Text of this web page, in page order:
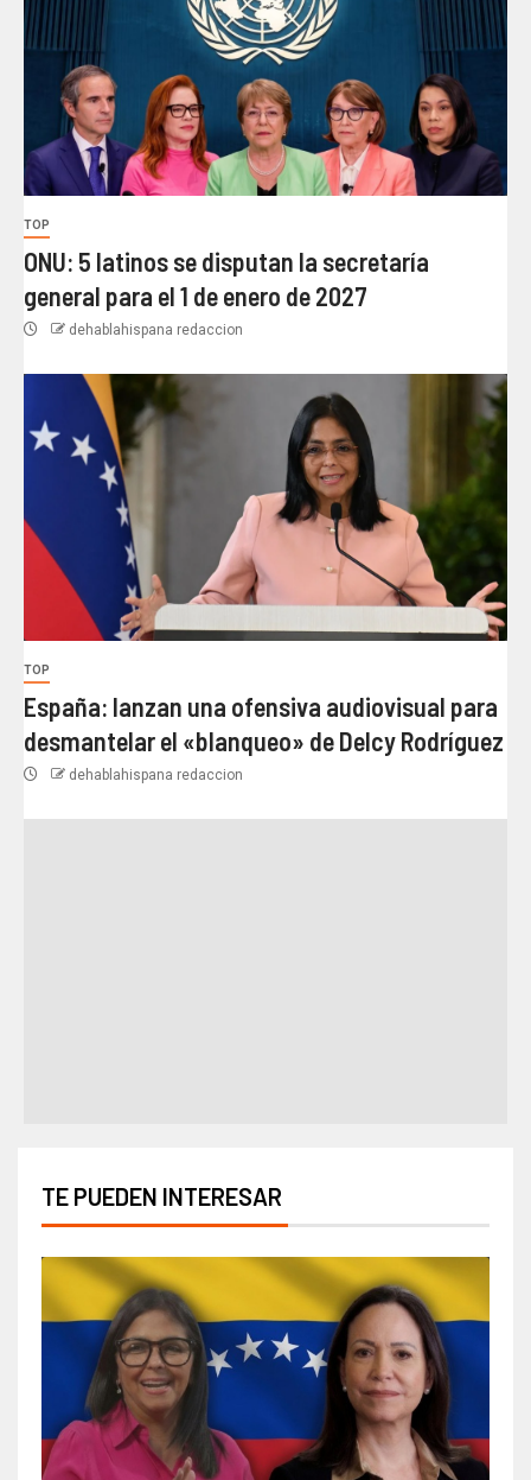
TOP
ONU: 5 latinos se disputan la secretaría
general para el 1 de enero de 2027
dehablahispana redaccion
TOP
España: lanzan una ofensiva audiovisual para
desmantelar el «blanqueo» de Delcy Rodríguez
dehablahispana redaccion
TE PUEDEN INTERESAR